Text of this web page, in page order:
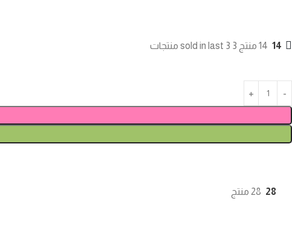
14 14 منتج sold in last 3 3 منتجات
28 28 منتج